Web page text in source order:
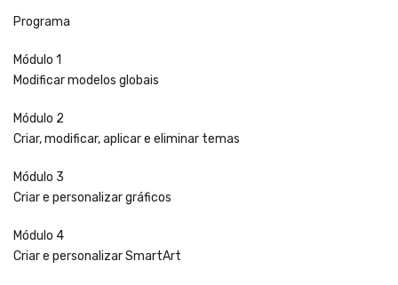
Programa
Módulo 1
Modificar modelos globais
Módulo 2
Criar, modificar, aplicar e eliminar temas
Módulo 3
Criar e personalizar gráficos
Módulo 4
Criar e personalizar SmartArt